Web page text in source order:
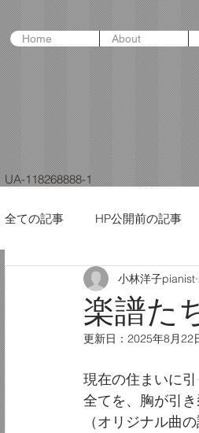
Home About
UA-118268888-1
全ての記事 HP公開前の記事
楽譜た
小林洋子pianist
更新日： 2025年8月22
現在の住まいに
全てを、胸が引き
（オリジナル曲